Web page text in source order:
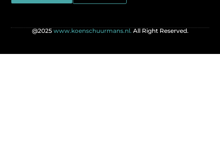
@2025 www.koenschuurmans.nl. All Right Reserved.